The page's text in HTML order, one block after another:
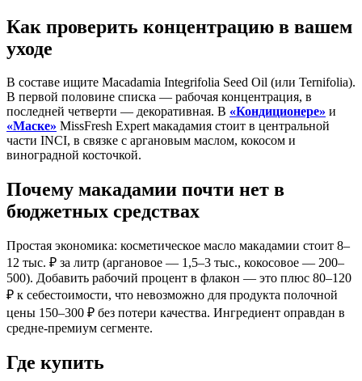
Как проверить концентрацию в вашем
уходе
В составе ищите Macadamia Integrifolia Seed Oil (или Ternifolia).
В первой половине списка — рабочая концентрация, в
последней четверти — декоративная. В «Кондиционере» и
«Маске» MissFresh Expert макадамия стоит в центральной
части INCI, в связке с аргановым маслом, кокосом и
виноградной косточкой.
Почему макадамии почти нет в
бюджетных средствах
Простая экономика: косметическое масло макадамии стоит 8–
12 тыс. ₽ за литр (аргановое — 1,5–3 тыс., кокосовое — 200–
500). Добавить рабочий процент в флакон — это плюс 80–120
₽ к себестоимости, что невозможно для продукта полочной
цены 150–300 ₽ без потери качества. Ингредиент оправдан в
средне-премиум сегменте.
Где купить